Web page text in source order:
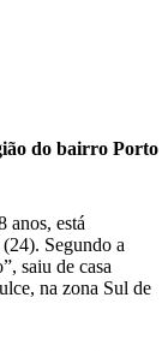
do bairro Porto
anos, está
Segundo a
saiu de casa
na zona Sul de